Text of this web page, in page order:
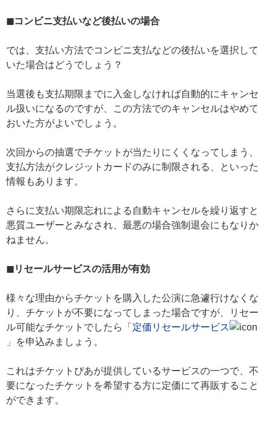
◼︎コンビニ支払いなど後払いの場合
では、支払い方法でコンビニ支払などの後払いを選択して
いた場合はどうでしょう？
当選後も支払期限までに入金しなければ自動的にキャンセ
ル扱いになるのですが、この方法でのキャンセルはやめて
おいた方がよいでしょう。
次回からの抽選でチケットが当たりにくくなってしまう、
支払方法がクレジットカードのみに制限される、といった
情報もあります。
さらに支払い期限忘れによる自動キャンセルを繰り返すと
悪質ユーザーとみなされ、最悪の場合強制退会にもなりか
ねません。
◼︎リセールサービスの活用が有効
様々な理由からチケットを購入した公演に急遽行けなくな
り、チケットが不要になってしまった場合ですが、リセー
ル可能なチケットでしたら「 定価リセールサービス
」を申込みましょう。
これはチケットぴあが提供しているサービスの一つで、不
要になったチケットを希望する方に定価にて再販すること
ができます。